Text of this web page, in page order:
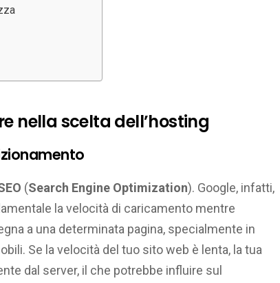
nella scelta dell’hosting
(Search Engine Optimization). Google, infatti,
la velocità di caricamento mentre
a una determinata pagina, specialmente in
Se la velocità del tuo sito web è lenta, la tua
dal server, il che potrebbe influire sul